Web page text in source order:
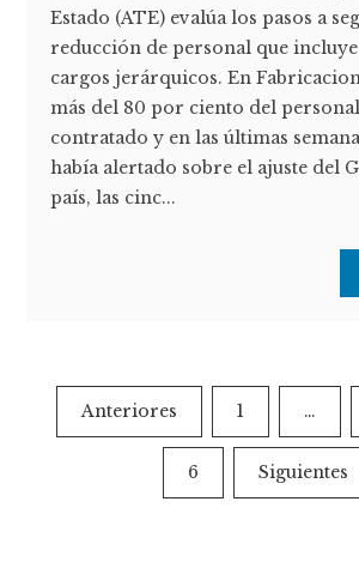
Estado (ATE) evalúa los pasos a
reducción de personal que
cargos jerárquicos. En
más del 80 por ciento del personal
contratado y en las últimas
había alertado sobre el ajuste del
país, las cinc...
Paginación
de
entradas
Anteriores 1 …
6 Siguientes